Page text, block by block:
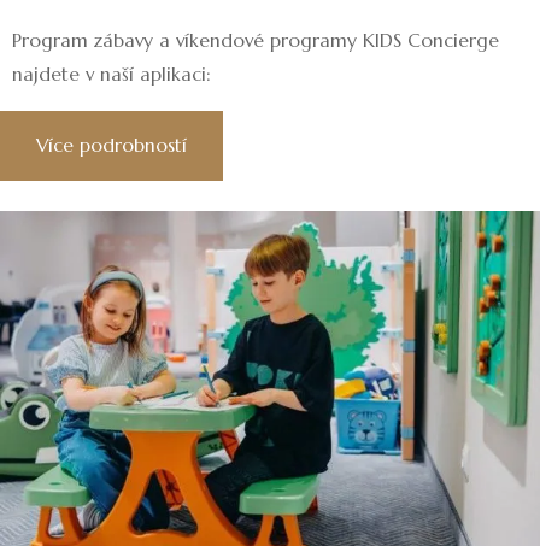
Program zábavy a víkendové programy KIDS Concierge
najdete v naší aplikaci:
Více podrobností